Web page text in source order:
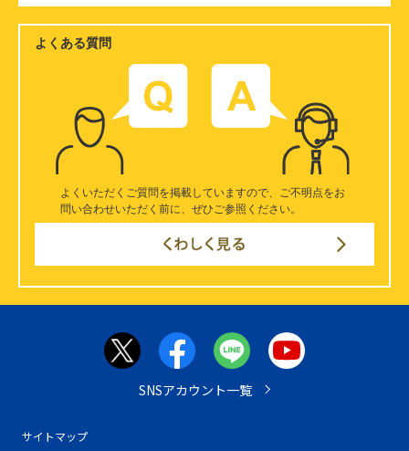
よくある質問
よくいただくご質問を掲載していますので、 ご不明点をお
問い合わせいただく前に、ぜひご参照ください。
サイトマップ
SNSアカウント一覧